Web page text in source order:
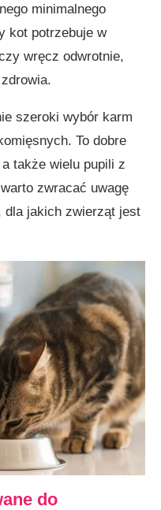
minimalnego
kot potrzebuje w
wręcz odwrotnie,
szeroki wybór karm
To dobre
także wielu pupili z
zwracać uwagę
dla jakich zwierząt jest
do